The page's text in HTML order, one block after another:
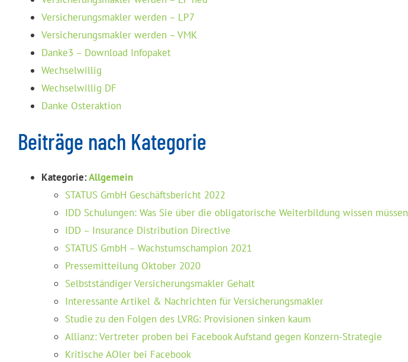
Versicherungsmakler werden – LP7
Versicherungsmakler werden – VMK
Danke3 – Download Infopaket
Wechselwillig
Wechselwillig DF
Danke Osteraktion
Beiträge nach Kategorie
Kategorie:Allgemein
STATUS GmbH Geschäftsbericht 2022
IDD Schulungen: Was Sie über die obligatorische Weiterbildung wissen müssen
IDD – Insurance Distribution Directive
STATUS GmbH – Wachstumschampion 2021
Pressemitteilung Oktober 2020
Selbstständiger Versicherungsmakler Gehalt
Interessante Artikel & Nachrichten für Versicherungsmakler
Studie zu den Folgen des LVRG: Provisionen sinken kaum
Allianz: Vertreter proben bei Facebook Aufstand gegen Konzern-Strategie
Kritische AOler bei Facebook